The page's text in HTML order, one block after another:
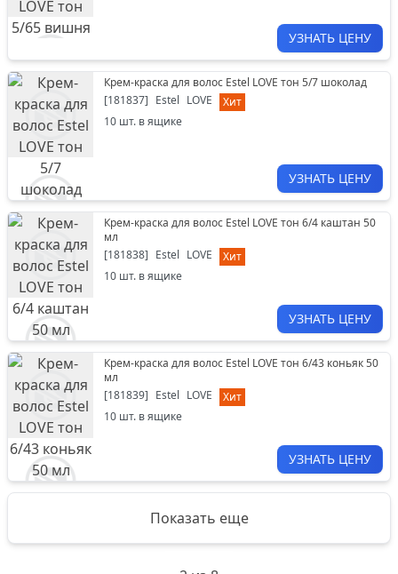
УЗНАТЬ ЦЕНУ
Крем-краска для волос Estel LOVE тон 5/7 шоколад
[181837] Estel LOVE
Хит
10 шт. в ящике
УЗНАТЬ ЦЕНУ
Крем-краска для волос Estel LOVE тон 6/4 каштан 50
мл
[181838] Estel LOVE
Хит
10 шт. в ящике
УЗНАТЬ ЦЕНУ
Крем-краска для волос Estel LOVE тон 6/43 коньяк 50
мл
[181839] Estel LOVE
Хит
10 шт. в ящике
УЗНАТЬ ЦЕНУ
Показать еще